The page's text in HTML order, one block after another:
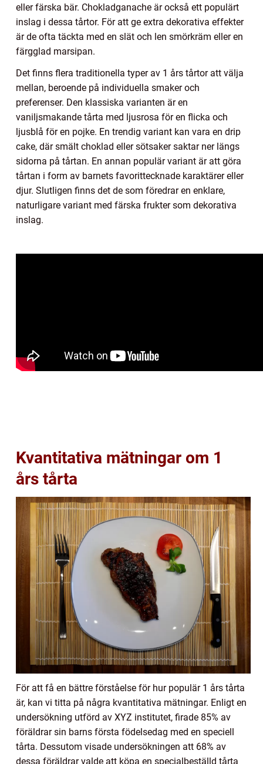
eller färska bär. Chokladganache är också ett populärt
inslag i dessa tårtor. För att ge extra dekorativa effekter
är de ofta täckta med en slät och len smörkräm eller en
färgglad marsipan.
Det finns flera traditionella typer av 1 års tårtor att välja
mellan, beroende på individuella smaker och
preferenser. Den klassiska varianten är en
vaniljsmakande tårta med ljusrosa för en flicka och
ljusblå för en pojke. En trendig variant kan vara en drip
cake, där smält choklad eller sötsaker saktar ner längs
sidorna på tårtan. En annan populär variant är att göra
tårtan i form av barnets favorittecknade karaktärer eller
djur. Slutligen finns det de som föredrar en enklare,
naturligare variant med färska frukter som dekorativa
inslag.
Kvantitativa mätningar om 1
års tårta
För att få en bättre förståelse för hur populär 1 års tårta
är, kan vi titta på några kvantitativa mätningar. Enligt en
undersökning utförd av XYZ institutet, firade 85% av
föräldrar sin barns första födelsedag med en speciell
tårta. Dessutom visade undersökningen att 68% av
dessa föräldrar valde att köpa en specialbeställd tårta